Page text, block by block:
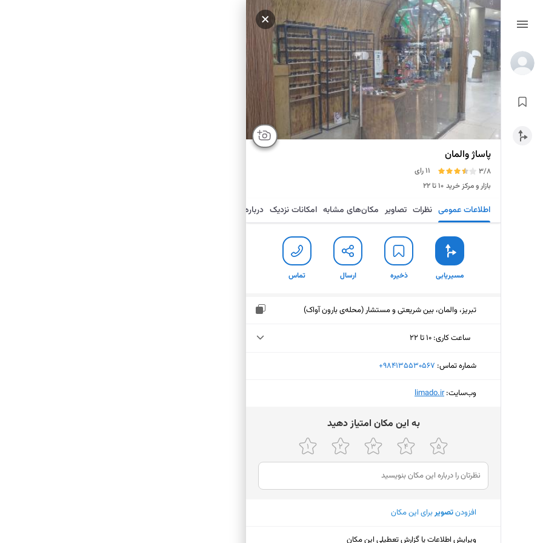
پاساژ والمان
3/8
11 رای
بازار و مرکز خرید ۱۰ تا ۲۲
اطلاعات عمومی نظرات تصاویر مکان‌های مشابه امکانات نزدیک درباره
مسیریابی ذخیره ارسال تماس
تبریز، والمان، بین شریعتی و مستشار (محله‌ی بارون آواک)
ساعت کاری: ۱۰ تا ۲۲
پنجشنبه (امروز)
دوشنبه
۱۰ تا ۲۲
سه‌شنبه
۱۰ تا ۲۲
چهارشنبه
شماره تماس: ‎+984135530567
وب‌سایت:‎limado.ir
ﺑﻪ اﯾﻦ ﻣﮑﺎن اﻣﺘﯿﺎز دﻫﯿﺪ
افزودنتصویربرای این مکان
ویرایش اطلاعات یا گزارش تعطیلی این مکان